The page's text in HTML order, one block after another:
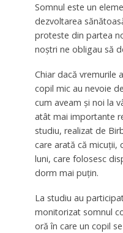
Somnul este un
dezvoltarea
proteste din partea
noştri ne obligau să
Chiar dacă vremurile
copil mic au nevoie
cum aveam și noi la
atât mai importante
studiu, realizat de
care arată că micuţii,
luni, care folosesc
dorm mai puţin.
La studiu au
monitorizat somnul
oră în care un copil